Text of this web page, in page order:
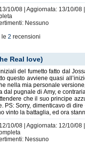
10/08 | Aggiornata: 13/10/08
Nessuno
le2 recensioni
Real love)
del fumetto fatto dal
questo avviene quasi
nella mia personale
dal pugnale di Amy, e
che il suo principe
PS: Sorry, dimenticavo di
vinto la battaglia, ed ora
10/08 | Aggiornata: 12/10/08
Nessuno